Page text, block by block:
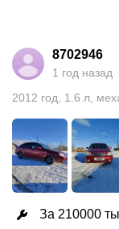
8702946
1 год назад
2012 год 1.6 л
За 210000